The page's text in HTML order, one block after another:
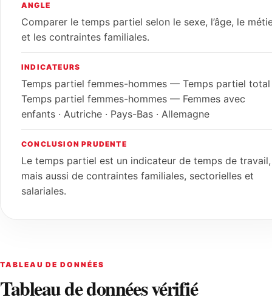
ANGLE
Comparer le temps partiel selon le sexe, l’âge, le
et les contraintes familiales.
INDICATEURS
Temps partiel femmes-hommes — Temps partiel total
Temps partiel femmes-hommes — Femmes avec
enfants · Autriche · Pays-Bas · Allemagne
CONCLUSION PRUDENTE
Le temps partiel est un indicateur de temps de travail,
mais aussi de contraintes familiales, sectorielles et
salariales.
TABLEAU DE DONNÉES
Tableau de données vérifié